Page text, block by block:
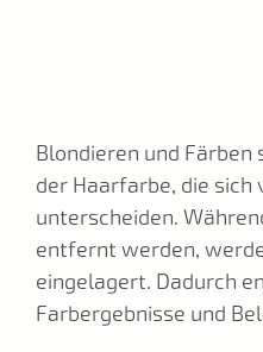
Blondieren und
der Haarfarbe, die sich
unterscheiden.
entfernt werden,
eingelagert. Dadurch
Farbergebnisse und